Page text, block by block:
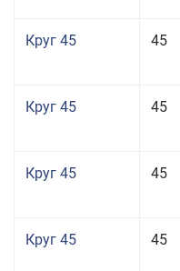
Круг 45 45
Круг 45 45
Круг 45 45
Круг 45 45